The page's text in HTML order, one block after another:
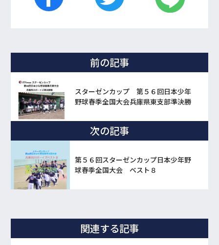
前の記事
スターゼンカップ 第５６回日本少年
野球春季全国大会兵庫県東支部準決勝
次の記事
第５６回スターゼンカップ日本少年野
球春季全国大会 ベスト８
関連する記事